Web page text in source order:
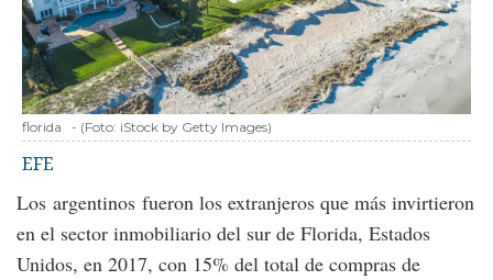
florida - (Foto: iStock by Getty Images)
EFE
Los argentinos fueron los extranjeros que más invirtieron
en el sector inmobiliario del sur de Florida, Estados
Unidos, en 2017, con 15% del total de compras de